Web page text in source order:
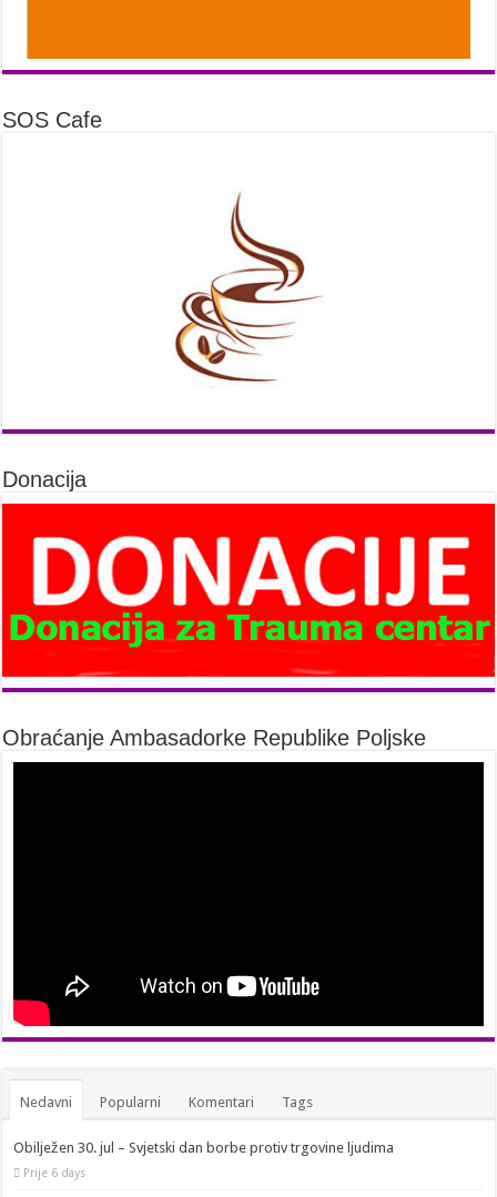
SOS Cafe
Donacija
Obraćanje Ambasadorke Republike Poljske
Nedavni Popularni Komentari Tags
Obilježen 30. jul – Svjetski dan borbe protiv trgovine ljudima
Prije 6 days